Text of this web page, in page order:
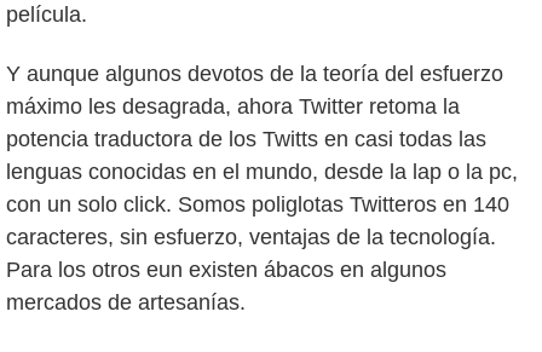
película.
Y aunque algunos devotos de la teoría del esfuerzo
máximo les desagrada, ahora Twitter retoma la
potencia traductora de los Twitts en casi todas las
lenguas conocidas en el mundo, desde la lap o la pc,
con un solo click. Somos poliglotas Twitteros en 140
caracteres, sin esfuerzo, ventajas de la tecnología.
Para los otros eun existen ábacos en algunos
mercados de artesanías.